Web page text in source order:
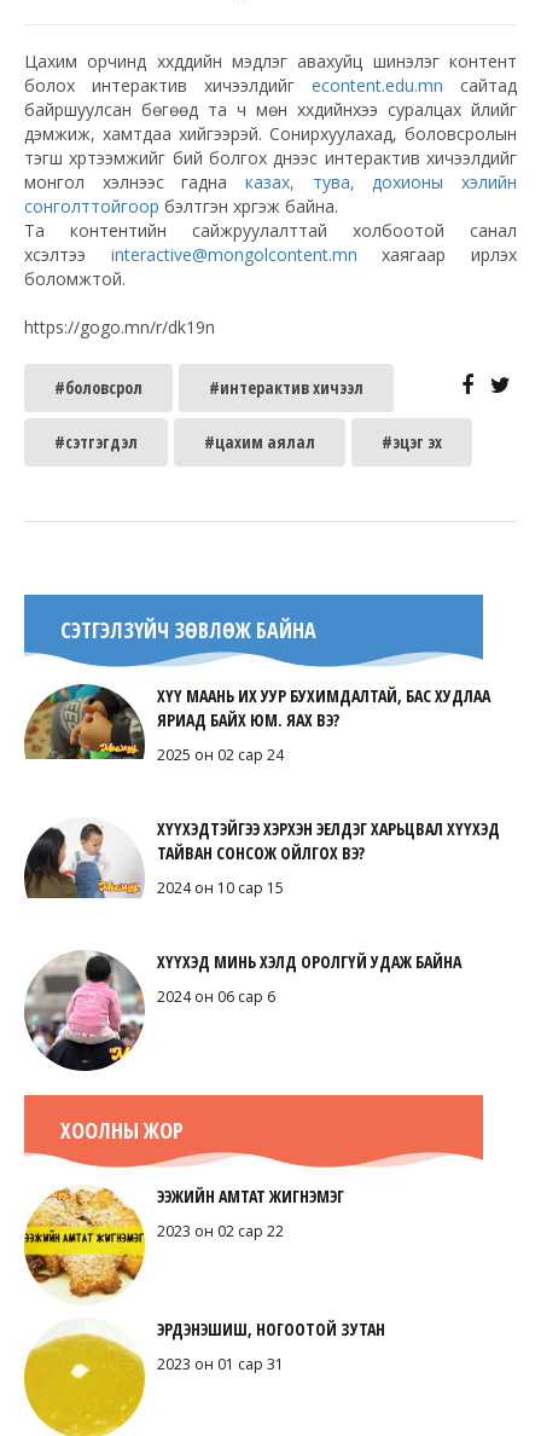
Цахим орчинд хүүхдүүдийн мэдлэг авахуйц шинэлэг контент
болох интерактив хичээлүүдийг econtent.edu.mn сайтад
байршуулсан бөгөөд та ч мөн хүүхдийнхээ суралцах үйлийг
дэмжиж, хамтдаа хийгээрэй. Сонирхуулахад, боловсролын
тэгш хүртээмжийг бий болгох үүднээс интерактив хичээлүүдийг
монгол хэлнээс гадна казах, тува, дохионы хэлийн
сонголттойгоор бэлтгэн хүргэж байна.
Та контентийн сайжруулалттай холбоотой санал
хүсэлтээ interactive@mongolcontent.mn хаягаар ирүүлэх
боломжтой.
https://gogo.mn/r/dk19n
#боловсрол #интерактив хичээл
#сэтгэгдэл #цахим аялал #эцэг эх
СЭТГЭЛЗҮЙЧ ЗӨВЛӨЖ БАЙНА
ХҮҮ МААНЬ ИХ УУР БУХИМДАЛТАЙ, БАС ХУДЛАА
ЯРИАД БАЙХ ЮМ. ЯАХ ВЭ?
2025 он 02 сар 24
ХҮҮХЭДТЭЙГЭЭ ХЭРХЭН ЭЕЛДЭГ ХАРЬЦВАЛ ХҮҮХЭД
ТАЙВАН СОНСОЖ ОЙЛГОХ ВЭ?
2024 он 10 сар 15
ХҮҮХЭД МИНЬ ХЭЛД ОРОЛГҮЙ УДАЖ БАЙНА
2024 он 06 сар 6
ХООЛНЫ ЖОР
ЭЭЖИЙН АМТАТ ЖИГНЭМЭГ
2023 он 02 сар 22
ЭРДЭНЭШИШ, НОГООТОЙ ЗУТАН
2023 он 01 сар 31